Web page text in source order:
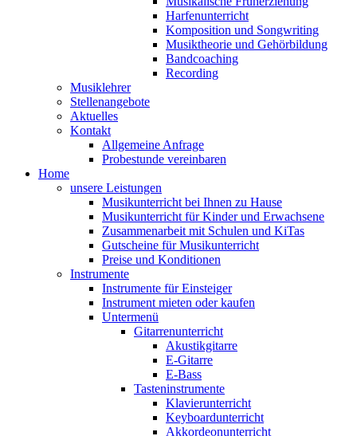
Harfenunterricht
Komposition und Songwriting
Musiktheorie und Gehörbildung
Bandcoaching
Recording
Musiklehrer
Stellenangebote
Aktuelles
Kontakt
Allgemeine Anfrage
Probestunde vereinbaren
Home
unsere Leistungen
Musikunterricht bei Ihnen zu Hause
Musikunterricht für Kinder und Erwachsene
Zusammenarbeit mit Schulen und KiTas
Gutscheine für Musikunterricht
Preise und Konditionen
Instrumente
Instrumente für Einsteiger
Instrument mieten oder kaufen
Untermenü
Gitarrenunterricht
Akustikgitarre
E-Gitarre
E-Bass
Tasteninstrumente
Klavierunterricht
Keyboardunterricht
Akkordeonunterricht